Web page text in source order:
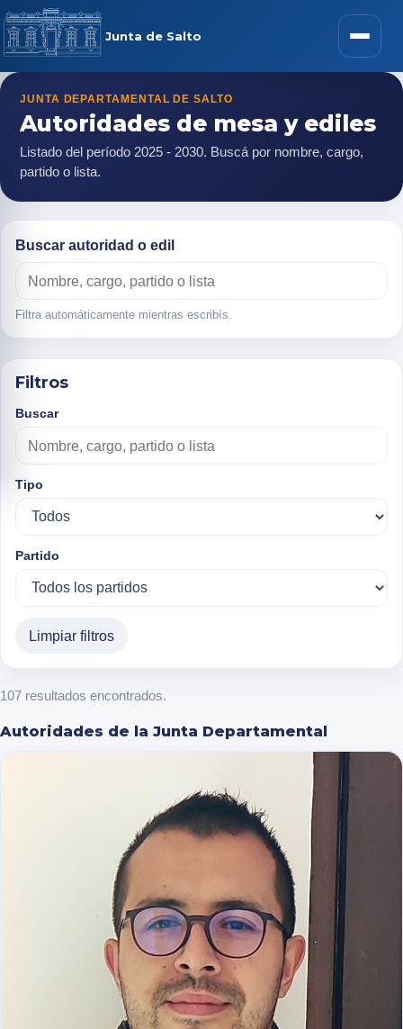
Junta de Salto
JUNTA DEPARTAMENTAL DE SALTO
Autoridades de mesa y ediles
Listado del período 2025 - 2030. Buscá por nombre, cargo,
partido o lista.
Buscar autoridad o edil
Filtra automáticamente mientras escribís.
Filtros
Buscar
Tipo
Partido
Limpiar filtros
107 resultados encontrados.
Autoridades de la Junta Departamental